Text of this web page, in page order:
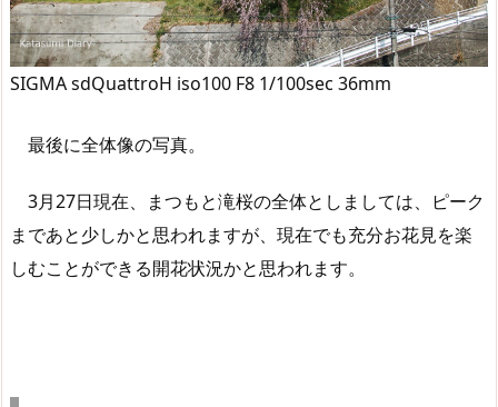
SIGMA sdQuattroH iso100 F8 1/100sec 36mm
最後に全体像の写真。
3月27日現在、まつもと滝桜の全体としましては、ピーク
まであと少しかと思われますが、現在でも充分お花見を楽
しむことができる開花状況かと思われます。